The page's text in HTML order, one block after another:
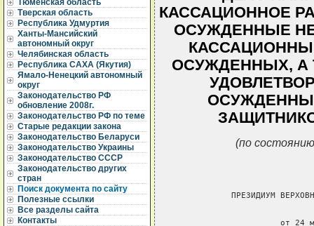
Тюменская область
Тверская область
Республика Удмуртия
Ханты-Мансийский
автономный округ
Челябинская область
Республика САХА (Якутия)
Ямало-Ненецкий автономный
округ
Законодательство РФ
обновление 2008г.
Законодательство РФ по теме
Старые редакции закона
Законодательство Беларуси
Законодательство Украины
Законодательство СССР
Законодательство других
стран
Поиск документа по сайту
Полезные ссылки
Все разделы сайта
Контакты
КАССАЦИОННОЕ
ОСУЖДЕННЫЕ
ОСУЖДЕННЫХ, А
(по